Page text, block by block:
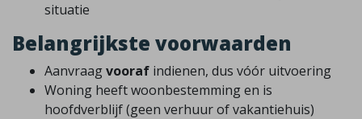
situatie
Belangrijkste voorwaarden
Aanvraagvooraf indienen, dus vóór uitvoering
Woning heeft woonbestemming en is
hoofdverblijf (geen verhuur of vakantiehuis)